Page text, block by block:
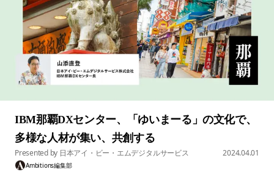
IBM那覇DXセンター、「ゆいまーる」の文化で、
多様な人材が集い、共創する
Presented by 日本アイ・ビー・エムデジタルサービス 2024.04.01
Ambitions編集部